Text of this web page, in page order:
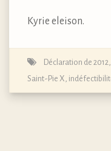
Kyrie eleison.
Déclaration de 2012
Saint-Pie X